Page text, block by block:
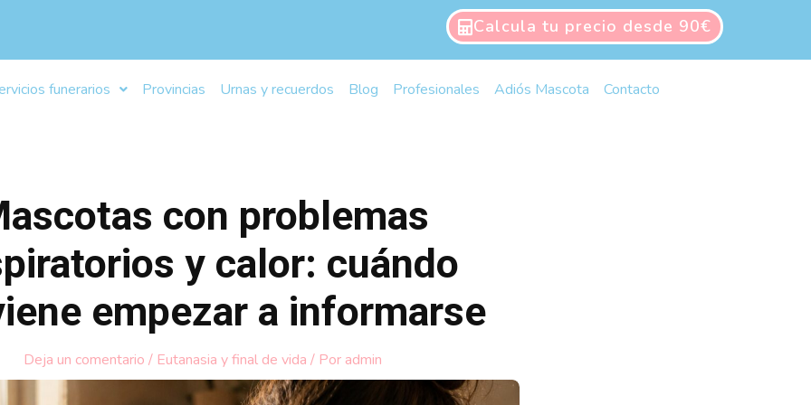
Calcula tu precio desde 90€
funerarios Provincias Urnas y recuerdos Blog Profesionales Adiós Mascota Contacto
con problemas
y calor: cuándo
empezar a informarse
Deja un comentario / Eutanasia y final de vida / Por admin